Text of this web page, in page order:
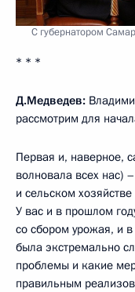
С губернатором
* * *
Д.Медведев:
рассмотрим для
Первая и, наверное,
волновала всех нас)
и сельском
У вас и в прошлом
со сбором урожая, и
была экстремально
проблемы и какие
правильным